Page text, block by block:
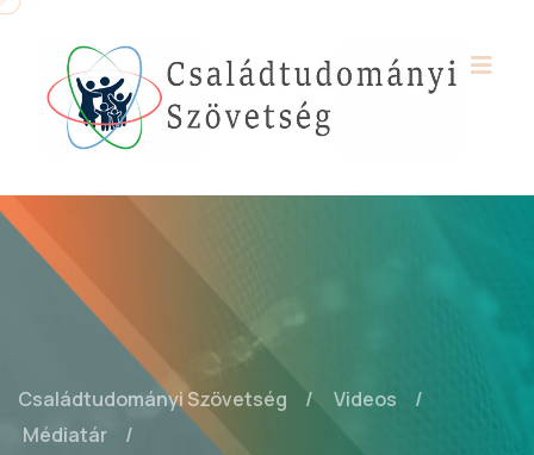
Családtudományi Szövetség
Videos
Médiatár